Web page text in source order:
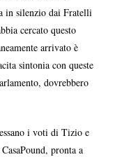
in silenzio dai Fratelli
cercato questo
arrivato è
sintonia con queste
dovrebbero
i voti di Tizio e
pronta a